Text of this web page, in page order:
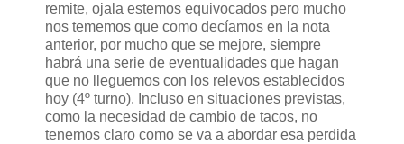
remite, ojala estemos equivocados pero mucho
nos tememos que como decíamos en la nota
anterior, por mucho que se mejore, siempre
habrá una serie de eventualidades que hagan
que no lleguemos con los relevos establecidos
hoy (4º turno). Incluso en situaciones previstas,
como la necesidad de cambio de tacos, no
tenemos claro como se va a abordar esa perdida